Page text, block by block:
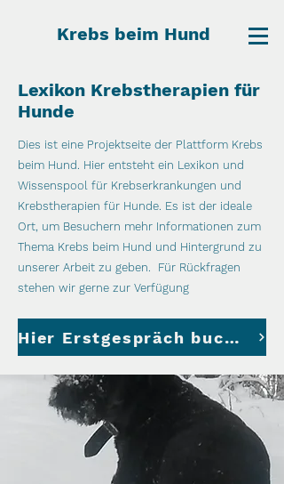
Krebs beim Hund
Lexikon Krebstherapien für
Hunde
Dies ist eine Projektseite der Plattform Krebs
beim Hund. Hier entsteht ein Lexikon und
Wissenspool für Krebserkrankungen und
Krebstherapien für Hunde. Es ist der ideale
Ort, um Besuchern mehr Informationen zum
Thema Krebs beim Hund und Hintergrund zu
unserer Arbeit zu geben. Für Rückfragen
stehen wir gerne zur Verfügung
Hier Erstgespräch buchen